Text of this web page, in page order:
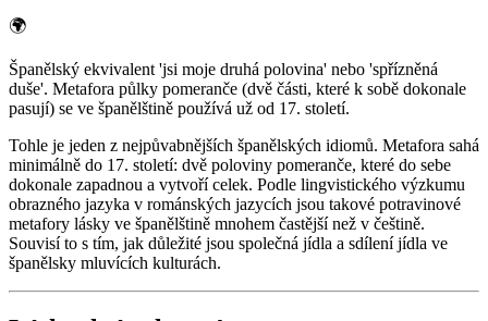
🌍
Španělský ekvivalent 'jsi moje druhá polovina' nebo 'spřízněná
duše'. Metafora půlky pomeranče (dvě části, které k sobě dokonale
pasují) se ve španělštině používá už od 17. století.
Tohle je jeden z nejpůvabnějších španělských idiomů. Metafora sahá
minimálně do 17. století: dvě poloviny pomeranče, které do sebe
dokonale zapadnou a vytvoří celek. Podle lingvistického výzkumu
obrazného jazyka v románských jazycích jsou takové potravinové
metafory lásky ve španělštině mnohem častější než v češtině.
Souvisí to s tím, jak důležité jsou společná jídla a sdílení jídla ve
španělsky mluvících kulturách.